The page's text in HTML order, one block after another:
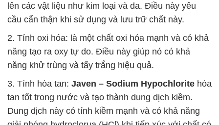
lên các vật liệu như kim loại và da. Điều này yêu
cầu cẩn thận khi sử dụng và lưu trữ chất này.
2. Tính oxi hóa: là một chất oxi hóa mạnh và có khả
năng tạo ra oxy tự do. Điều này giúp nó có khả
năng khử trùng và tẩy trắng hiệu quả.
3. Tính hòa tan: Javen – Sodium Hypochlorite hòa
tan tốt trong nước và tạo thành dung dịch kiềm.
Dung dịch này có tính kiềm mạnh và có khả năng